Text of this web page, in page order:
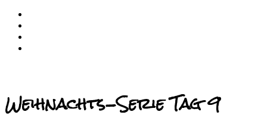
Weihnachts-Serie Tag 9